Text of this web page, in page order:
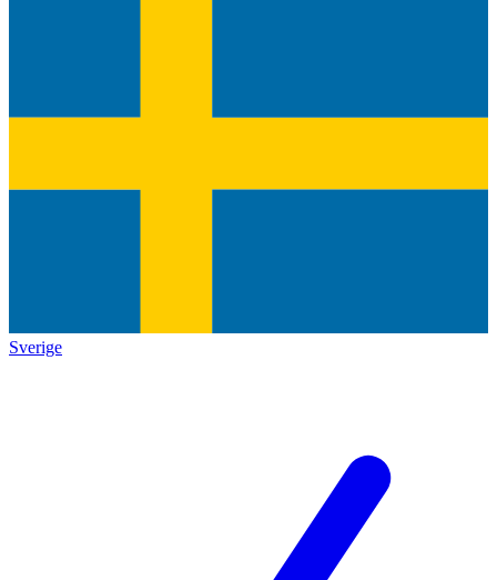
Sverige